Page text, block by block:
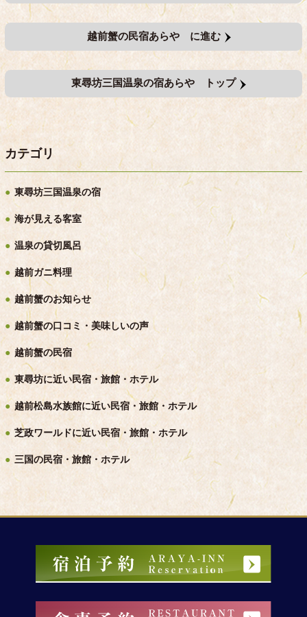
越前蟹の民宿あらや に進む
東尋坊三国温泉の宿あらや トップ
カテゴリ
東尋坊三国温泉の宿
海が見える客室
温泉の貸切風呂
越前ガニ料理
越前蟹のお知らせ
越前蟹の口コミ・美味しいの声
越前蟹の民宿
東尋坊に近い民宿・旅館・ホテル
越前松島水族館に近い民宿・旅館・ホテル
芝政ワールドに近い民宿・旅館・ホテル
三国の民宿・旅館・ホテル